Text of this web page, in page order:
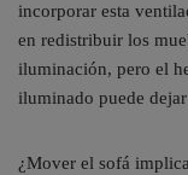
incorporar esta
en redistribuir los
iluminación, pero el
iluminado puede
¿Mover el sofá